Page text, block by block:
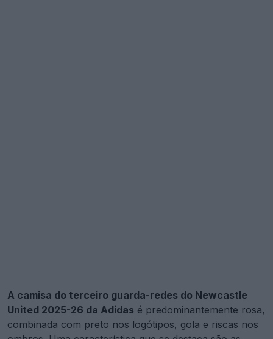
A camisa do terceiro guarda-redes do Newcastle
United 2025-26 da Adidas é predominantemente rosa,
combinada com preto nos logótipos, gola e riscas nos